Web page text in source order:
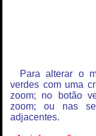
Para alterar o
verdes com uma
zoom; no botão
zoom; ou nas
adjacentes.